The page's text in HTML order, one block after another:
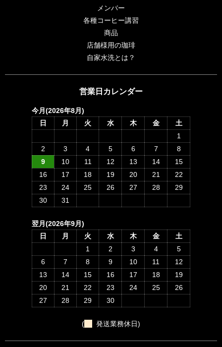
メンバー
各種コーヒー講習
商品
店舗様用の珈琲
自家水洗とは？
営業日カレンダー
今月(2026年8月)
日
月 火 水 木 金
土
1
2
3 4 5 6 7
8
9
10 11 12 13 14
15
16
17 18 19 20 21
22
23
24 25 26 27 28
29
30
31
翌月(2026年9月)
日
月 火 水 木 金
土
1
2 3 4
5
6
7 8 9 10 11
12
13
14 15 16 17 18
19
20
21 22 23 24 25
26
27
28 29 30
( 発送業務休日)